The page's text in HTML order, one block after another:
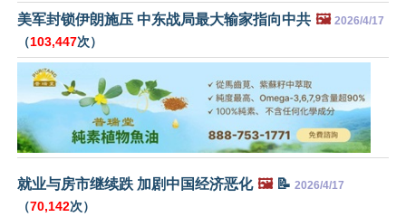
美军封锁伊朗施压 中东战局最大输家指向中共 🖼️ 2026/4/17
（103,447次）
就业与房市继续跌 加剧中国经济恶化 🖼️📝 2026/4/17
（70,142次）